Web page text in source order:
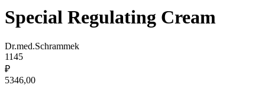
Special Regulating Cream
Dr.med.Schrammek
1145
₽
5346,00